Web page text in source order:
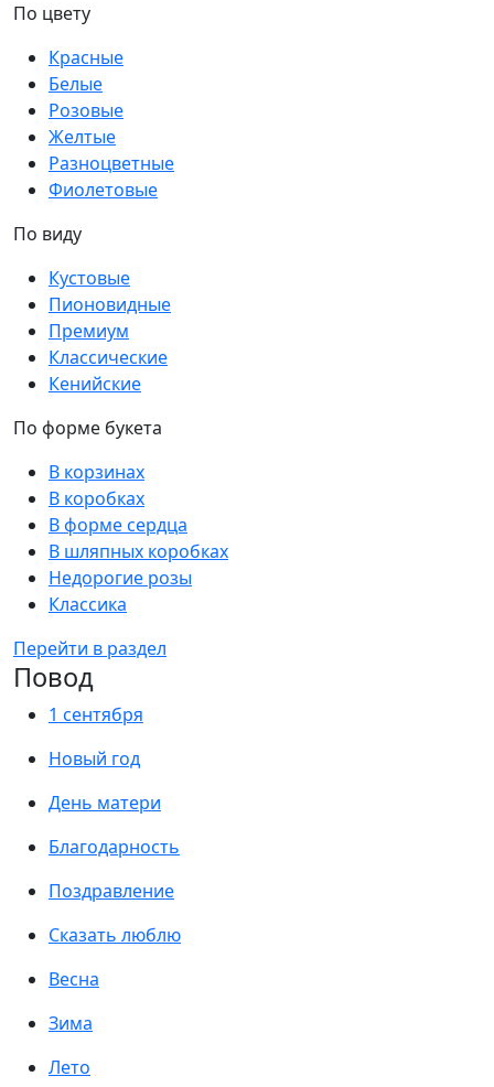
По цвету
Красные
Белые
Розовые
Желтые
Разноцветные
Фиолетовые
По виду
Кустовые
Пионовидные
Премиум
Классические
Кенийские
По форме букета
В корзинах
В коробках
В форме сердца
В шляпных коробках
Недорогие розы
Классика
Перейти в раздел
Повод
1 сентября
Новый год
День матери
Благодарность
Поздравление
Сказать люблю
Весна
Зима
Лето